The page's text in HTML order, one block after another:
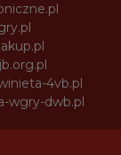
4vb.pl
wgry-dwb.pl